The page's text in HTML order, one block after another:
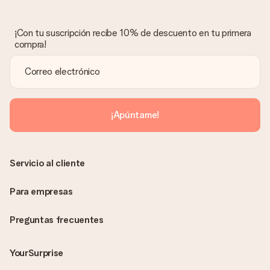
¡Con tu suscripción recibe 10% de descuento en tu primera
compra!
¡Apúntame!
Preguntas frecuentes
YourSurprise
Servicio al cliente
Para empresas